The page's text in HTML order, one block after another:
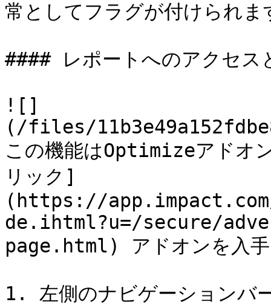
常としてフラグが付けられま
#### レポートへのアクセス
![]
(/files/
この機能はOptimizeアドオ
リック]
(https://
de.ihtml?u=/secure/
page.html) アドオンを入手
1. 左側のナビゲーション